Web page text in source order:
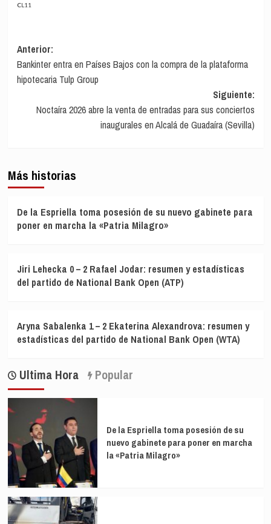
CL11
Navegación
de
entradas
Anterior:
Bankinter entra en Países Bajos con la compra de la plataforma
hipotecaria Tulp Group
Siguiente:
Noctaíra 2026 abre la venta de entradas para sus conciertos
inaugurales en Alcalá de Guadaíra (Sevilla)
Más historias
De la Espriella toma posesión de su nuevo gabinete para
poner en marcha la «Patria Milagro»
Jiri Lehecka 0 – 2 Rafael Jodar: resumen y estadísticas
del partido de National Bank Open (ATP)
Aryna Sabalenka 1 – 2 Ekaterina Alexandrova: resumen y
estadísticas del partido de National Bank Open (WTA)
Ultima Hora Popular
De la Espriella toma posesión de su
nuevo gabinete para poner en marcha
la «Patria Milagro»